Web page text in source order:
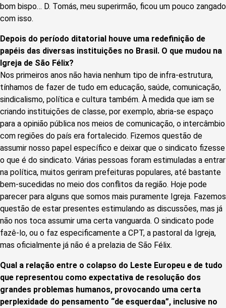
bom bispo… D. Tomás, meu superirmão, ficou um pouco zangado
com isso.
Depois do período ditatorial houve uma redefinição de
papéis das diversas instituições no Brasil. O que mudou na
Igreja de São Félix?
Nos primeiros anos não havia nenhum tipo de infra-estrutura,
tínhamos de fazer de tudo em educação, saúde, comunicação,
sindicalismo, política e cultura também. À medida que iam se
criando instituições de classe, por exemplo, abria-se espaço
para a opinião pública nos meios de comunicação, o intercâmbio
com regiões do país era fortalecido. Fizemos questão de
assumir nosso papel específico e deixar que o sindicato fizesse
o que é do sindicato. Várias pessoas foram estimuladas a entrar
na política, muitos geriram prefeituras populares, até bastante
bem-sucedidas no meio dos conflitos da região. Hoje pode
parecer para alguns que somos mais puramente Igreja. Fazemos
questão de estar presentes estimulando as discussões, mas já
não nos toca assumir uma certa vanguarda. O sindicato pode
fazê-lo, ou o faz especificamente a CPT, a pastoral da Igreja,
mas oficialmente já não é a prelazia de São Félix.
Qual a relação entre o colapso do Leste Europeu e de tudo
que representou como expectativa de resolução dos
grandes problemas humanos, provocando uma certa
perplexidade do pensamento “de esquerdaa”, inclusive no